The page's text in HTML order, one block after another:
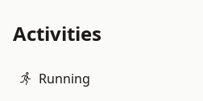
Activities
Running